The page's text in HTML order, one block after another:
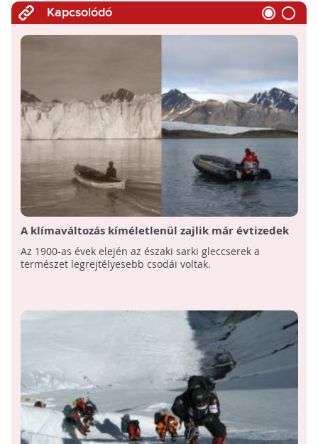
Kapcsolódó
A klímaváltozás kíméletlenül zajlik már évtizedek
óta: Íme 100 évnyi gleccserolvadás képekben
Az 1900-as évek elején az északi sarki gleccserek a
természet legrejtélyesebb csodái voltak.